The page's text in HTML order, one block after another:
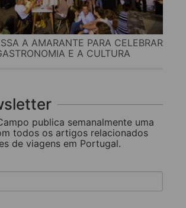
A AMARANTE PARA CELEBRAR
E A CULTURA
publica semanalmente uma
todos os artigos relacionados
de viagens em Portugal.